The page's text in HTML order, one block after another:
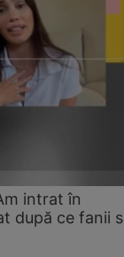
intrat în
după ce fanii